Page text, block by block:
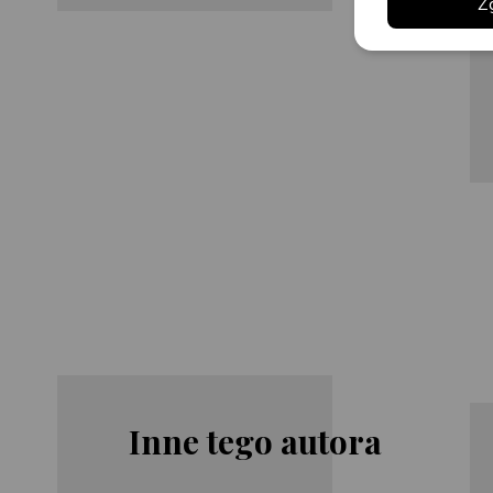
Inne tego autora